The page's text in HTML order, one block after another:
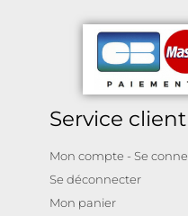
Service client
Mon compte - Se
Se déconnecter
Mon panier